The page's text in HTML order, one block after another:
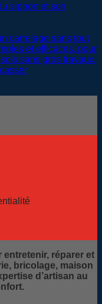
siphon et son
réparer et
bricolage, maison
d’artisan au